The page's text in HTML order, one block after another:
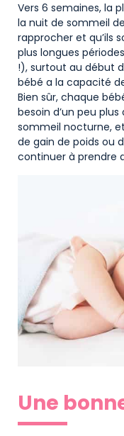
Vers 6 semaines, la
la nuit de sommeil
rapprocher et qu’ils
plus longues
!), surtout au début
bébé a la capacité
Bien sûr, chaque
besoin d’un peu
sommeil nocturne,
de gain de poids ou
continuer à prendre
Une